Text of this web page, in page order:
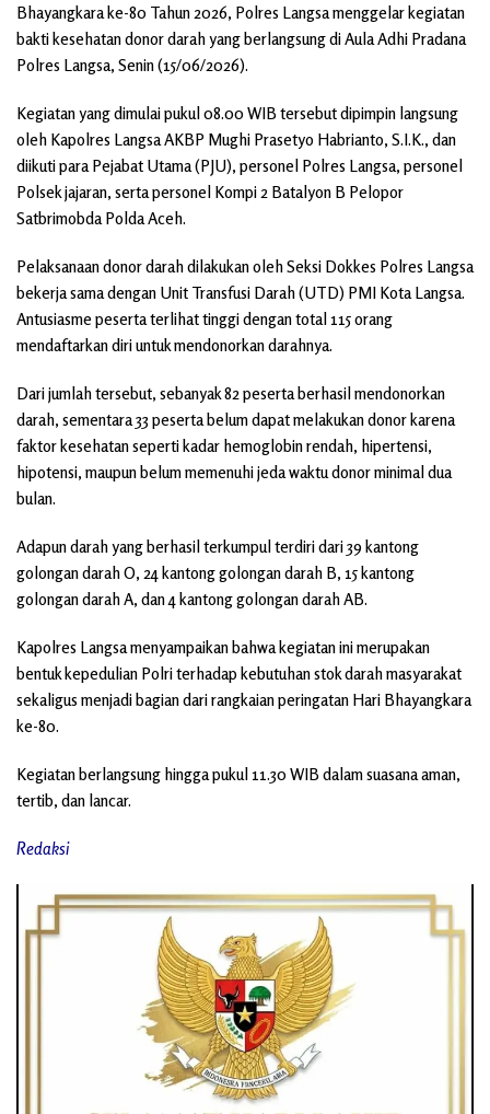
Bhayangkara ke-80 Tahun 2026, Polres Langsa menggelar kegiatan
bakti kesehatan donor darah yang berlangsung di Aula Adhi Pradana
Polres Langsa, Senin (15/06/2026).
Kegiatan yang dimulai pukul 08.00 WIB tersebut dipimpin langsung
oleh Kapolres Langsa AKBP Mughi Prasetyo Habrianto, S.I.K., dan
diikuti para Pejabat Utama (PJU), personel Polres Langsa, personel
Polsek jajaran, serta personel Kompi 2 Batalyon B Pelopor
Satbrimobda Polda Aceh.
Pelaksanaan donor darah dilakukan oleh Seksi Dokkes Polres Langsa
bekerja sama dengan Unit Transfusi Darah (UTD) PMI Kota Langsa.
Antusiasme peserta terlihat tinggi dengan total 115 orang
mendaftarkan diri untuk mendonorkan darahnya.
Dari jumlah tersebut, sebanyak 82 peserta berhasil mendonorkan
darah, sementara 33 peserta belum dapat melakukan donor karena
faktor kesehatan seperti kadar hemoglobin rendah, hipertensi,
hipotensi, maupun belum memenuhi jeda waktu donor minimal dua
bulan.
Adapun darah yang berhasil terkumpul terdiri dari 39 kantong
golongan darah O, 24 kantong golongan darah B, 15 kantong
golongan darah A, dan 4 kantong golongan darah AB.
Kapolres Langsa menyampaikan bahwa kegiatan ini merupakan
bentuk kepedulian Polri terhadap kebutuhan stok darah masyarakat
sekaligus menjadi bagian dari rangkaian peringatan Hari Bhayangkara
ke-80.
Kegiatan berlangsung hingga pukul 11.30 WIB dalam suasana aman,
tertib, dan lancar.
Redaksi